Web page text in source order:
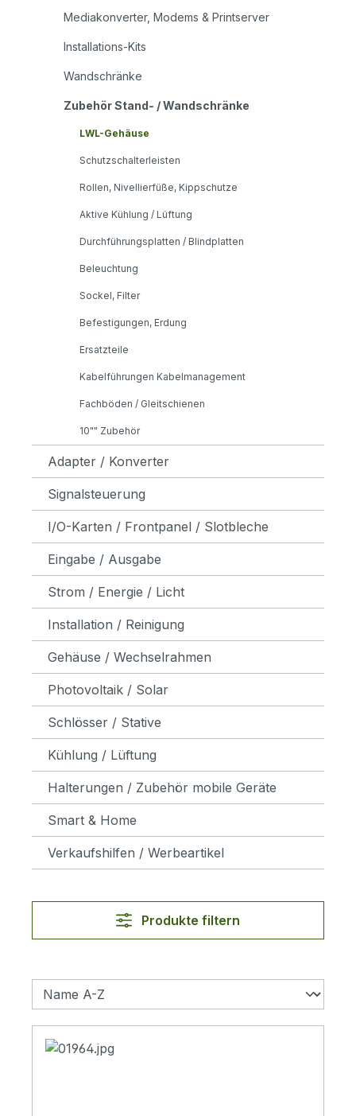
Mediakonverter, Modems & Printserver
Installations-Kits
Wandschränke
Zubehör Stand- / Wandschränke
LWL-Gehäuse
Schutzschalterleisten
Rollen, Nivellierfüße, Kippschutze
Aktive Kühlung / Lüftung
Durchführungsplatten / Blindplatten
Beleuchtung
Sockel, Filter
Befestigungen, Erdung
Ersatzteile
Kabelführungen Kabelmanagement
Fachböden / Gleitschienen
10"" Zubehör
Adapter / Konverter
Signalsteuerung
I/O-Karten / Frontpanel / Slotbleche
Eingabe / Ausgabe
Strom / Energie / Licht
Installation / Reinigung
Gehäuse / Wechselrahmen
Photovoltaik / Solar
Schlösser / Stative
Kühlung / Lüftung
Halterungen / Zubehör mobile Geräte
Smart & Home
Verkaufshilfen / Werbeartikel
Produkte filtern